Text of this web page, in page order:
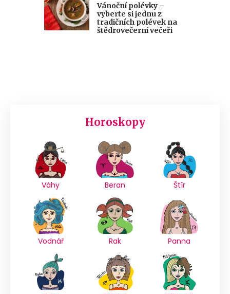
Vánoční polévky –
vyberte si jednu z
tradičních polévek na
štědrovečerní večeři
Horoskopy
Váhy Beran Štír
Vodnář Rak Panna